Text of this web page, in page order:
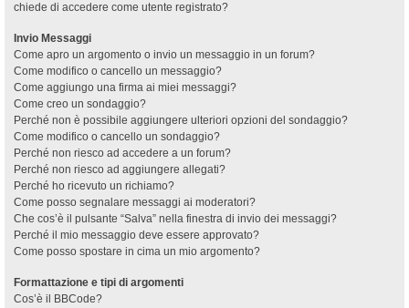
chiede di accedere come utente registrato?
Invio Messaggi
Come apro un argomento o invio un messaggio in un forum?
Come modifico o cancello un messaggio?
Come aggiungo una firma ai miei messaggi?
Come creo un sondaggio?
Perché non è possibile aggiungere ulteriori opzioni del sondaggio?
Come modifico o cancello un sondaggio?
Perché non riesco ad accedere a un forum?
Perché non riesco ad aggiungere allegati?
Perché ho ricevuto un richiamo?
Come posso segnalare messaggi ai moderatori?
Che cos’è il pulsante “Salva” nella finestra di invio dei messaggi?
Perché il mio messaggio deve essere approvato?
Come posso spostare in cima un mio argomento?
Formattazione e tipi di argomenti
Cos’è il BBCode?